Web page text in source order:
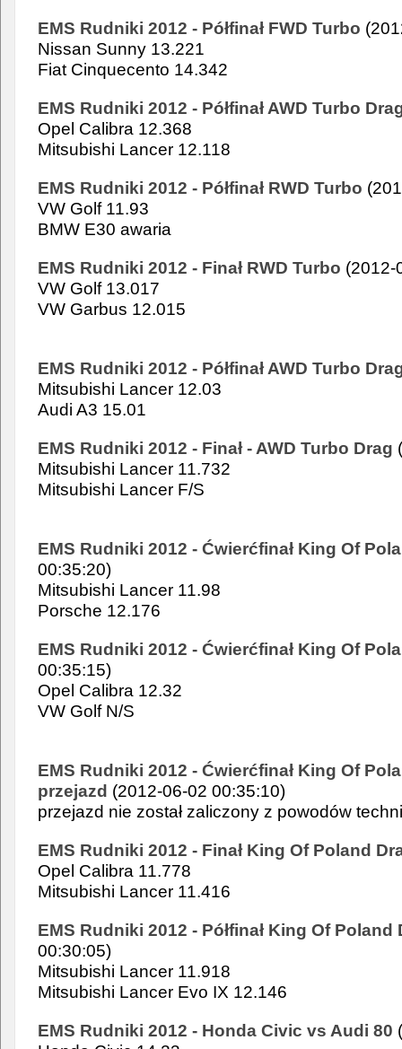
EMS Rudniki 2012 - Półfinał FWD Turbo
Nissan Sunny 13.221
Fiat Cinquecento 14.342
EMS Rudniki 2012 - Półfinał AWD Turbo
Opel Calibra 12.368
Mitsubishi Lancer 12.118
EMS Rudniki 2012 - Półfinał RWD Turbo
VW Golf 11.93
BMW E30 awaria
EMS Rudniki 2012 - Finał RWD Turbo (2012-
VW Golf 13.017
VW Garbus 12.015
EMS Rudniki 2012 - Półfinał AWD Turbo
Mitsubishi Lancer 12.03
Audi A3 15.01
EMS Rudniki 2012 - Finał - AWD Turbo Drag
Mitsubishi Lancer 11.732
Mitsubishi Lancer F/S
EMS Rudniki 2012 - Ćwierćfinał King Of
00:35:20)
Mitsubishi Lancer 11.98
Porsche 12.176
EMS Rudniki 2012 - Ćwierćfinał King Of
00:35:15)
Opel Calibra 12.32
VW Golf N/S
EMS Rudniki 2012 - Ćwierćfinał King Of
przejazd (2012-06-02 00:35:10)
przejazd nie został zaliczony z powodów
EMS Rudniki 2012 - Finał King Of Poland
Opel Calibra 11.778
Mitsubishi Lancer 11.416
EMS Rudniki 2012 - Półfinał King Of Poland
00:30:05)
Mitsubishi Lancer 11.918
Mitsubishi Lancer Evo IX 12.146
EMS Rudniki 2012 - Honda Civic vs Audi 80